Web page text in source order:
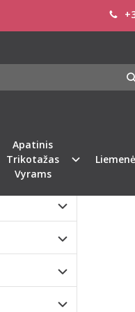
Apatinis
Trikotažas
Vyrams